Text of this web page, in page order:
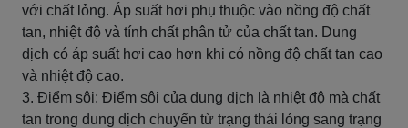
với chất lỏng. Áp suất hơi phụ thuộc vào nồng độ chất
tan, nhiệt độ và tính chất phân tử của chất tan. Dung
dịch có áp suất hơi cao hơn khi có nồng độ chất tan cao
và nhiệt độ cao.
3. Điểm sôi: Điểm sôi của dung dịch là nhiệt độ mà chất
tan trong dung dịch chuyển từ trạng thái lỏng sang trạng